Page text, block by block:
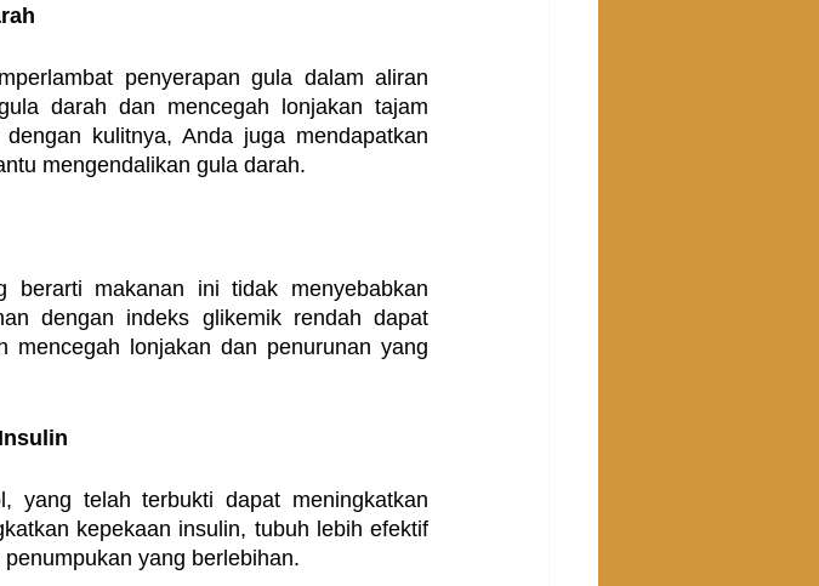
penyerapan gula dalam aliran
darah dan mencegah lonjakan tajam
kulitnya, Anda juga mendapatkan
mengendalikan gula darah.
berarti makanan ini tidak menyebabkan
dengan indeks glikemik rendah dapat
mencegah lonjakan dan penurunan yang
yang telah terbukti dapat meningkatkan
kepekaan insulin, tubuh lebih efektif
yang berlebihan.